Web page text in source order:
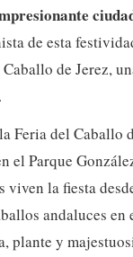
de esta
de Jerez,
Feria del Caballo
el Parque
viven la fiesta
andaluces en
plante y